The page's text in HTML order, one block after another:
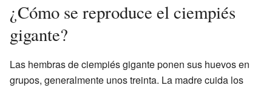
¿Cómo se reproduce el ciempiés
gigante?
Las hembras de ciempiés gigante ponen sus huevos en
grupos, generalmente unos treinta. La madre cuida los